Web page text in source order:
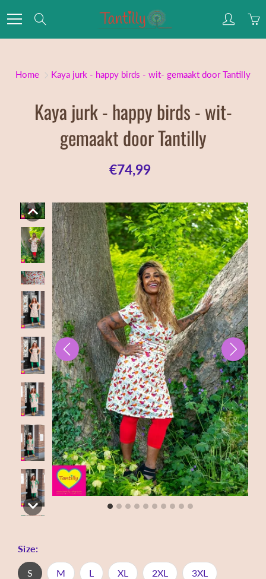
to
Content
Home Kaya jurk - happy birds - wit- gemaakt door Tantilly
Kaya jurk - happy birds - wit-
gemaakt door Tantilly
€74,99
Size:
S M L XL 2XL 3XL